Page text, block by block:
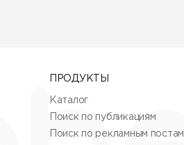
ПРОДУКТЫ
Каталог
Поиск по публикациям
Поиск по рекламным постам